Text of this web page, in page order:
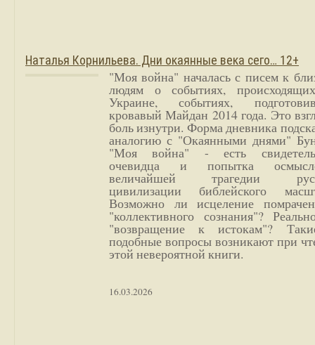
Наталья Корнильева. Дни окаянные века сего… 12+
"Моя война" началась с писем к
людям о событиях,
Украине, событиях,
кровавый Майдан 2014 года. Это
боль изнутри. Форма дневника
аналогию с "Окаянными днями"
"Моя война" - есть
очевидца и попытка
величайшей трагедии
цивилизации библейского
Возможно ли исцеление
"коллективного сознания"?
"возвращение к истокам"?
подобные вопросы возникают при
этой невероятной книги.
16.03.2026